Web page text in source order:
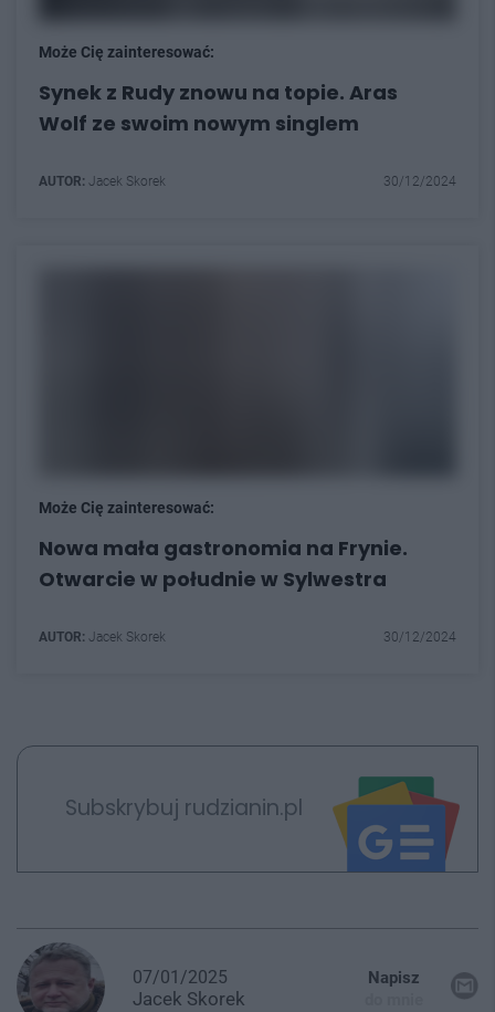
Może Cię zainteresować:
Synek z Rudy znowu na topie. Aras
Wolf ze swoim nowym singlem
AUTOR: Jacek Skorek 30/12/2024
Może Cię zainteresować:
Nowa mała gastronomia na Frynie.
Otwarcie w południe w Sylwestra
AUTOR: Jacek Skorek 30/12/2024
Subskrybuj rudzianin.pl
07/01/2025
Jacek Skorek
Napisz